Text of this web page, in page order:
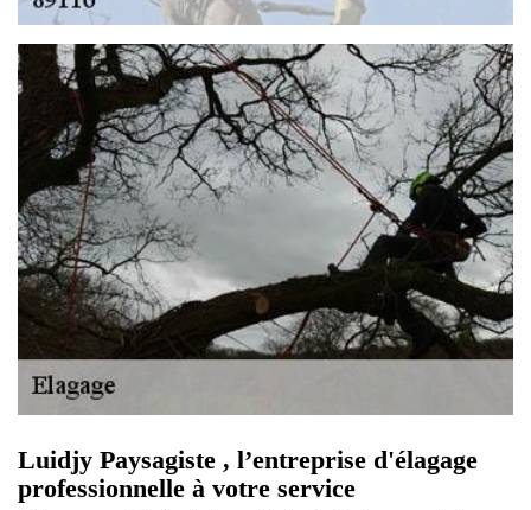
Luidjy Paysagiste , l’entreprise d'élagage
professionnelle à votre service